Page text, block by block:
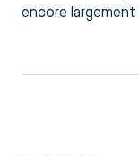
encore largement